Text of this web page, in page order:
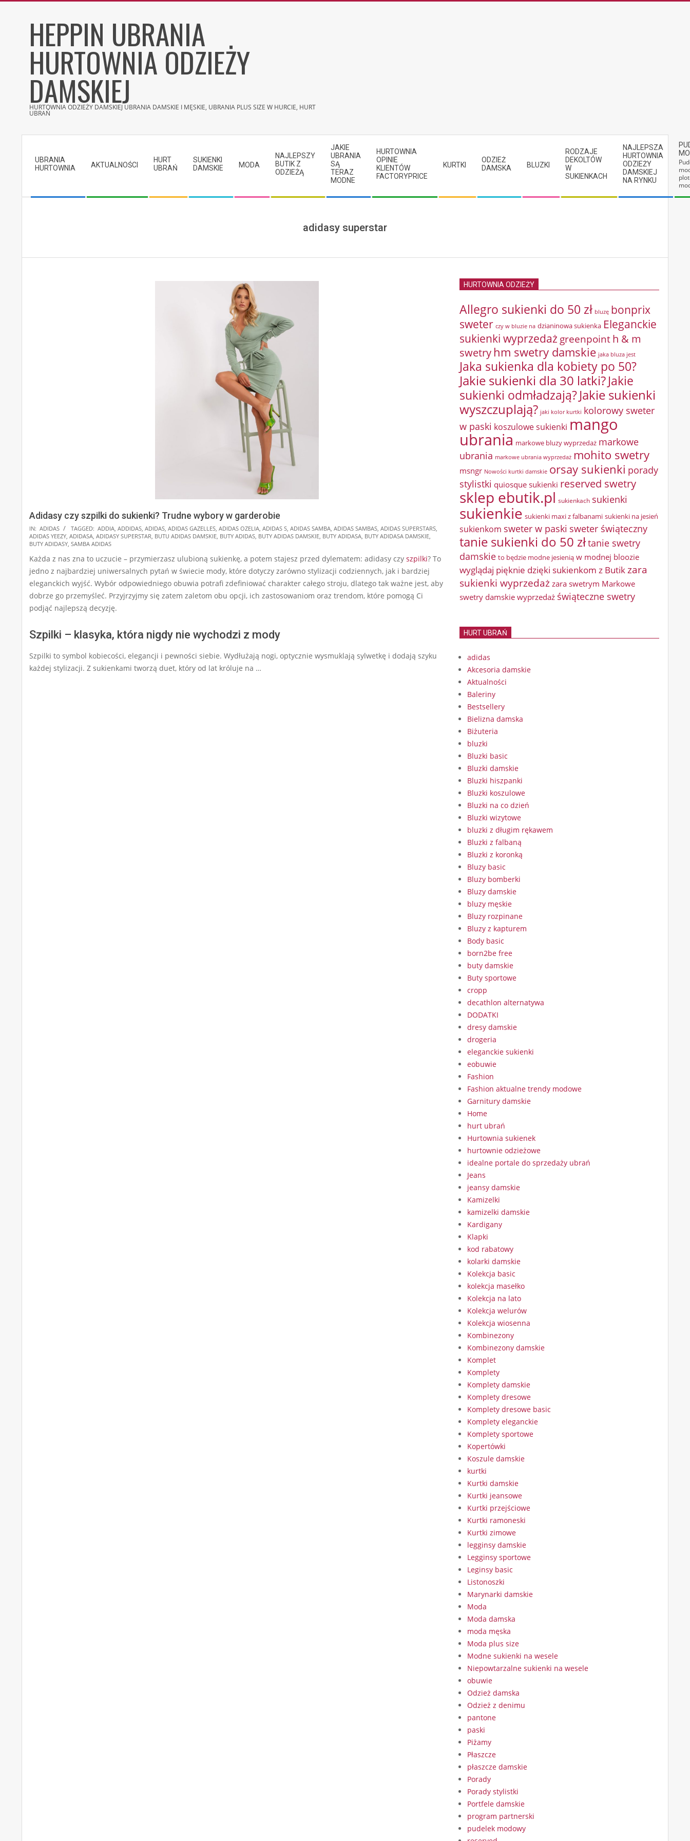
HEPPIN UBRANIA
HURTOWNIA ODZIEŻY
DAMSKIEJ
HURTOWNIA ODZIEŻY DAMSKIEJ UBRANIA DAMSKIE I MĘSKIE, UBRANIA PLUS SIZE W HURCIE, HURT
UBRAŃ
Menu
UBRANIA
HURTOWNIA
AKTUALNOŚCI
HURT
UBRAŃ
SUKIENKI
DAMSKIE
MODA
NAJLEPSZY
BUTIK Z
ODZIEŻĄ
JAKIE
UBRANIA
SĄ
TERAZ
MODNE
HURTOWNIA
OPINIE
KLIENTÓW
FACTORYPRICE
KURTKI
ODZIEŻ
DAMSKA
BLUZKI
RODZAJE
DEKOLTÓW
W
SUKIENKACH
NAJLEPSZA
HURTOWNIA
ODZIEŻY
DAMSKIEJ
NA RYNKU
adidasy superstar
Adidasy czy szpilki do sukienki? Trudne wybory w garderobie
2025-
01-
IN: ADIDAS TAGGED: ADDIA, ADDIDAS, ADIDAS, ADIDAS GAZELLES, ADIDAS OZELIA, ADIDAS S, ADIDAS SAMBA, ADIDAS SAMBAS, ADIDAS SUPERSTARS,
ADIDAS YEEZY, ADIDASA, ADIDASY SUPERSTAR, BUTU ADIDAS DAMSKIE, BUTY ADIDAS, BUTY ADIDAS DAMSKIE, BUTY ADIDASA, BUTY ADIDASA DAMSKIE,
BUTY ADIDASY, SAMBA ADIDAS
Każda z nas zna to uczucie – przymierzasz ulubioną sukienkę, a potem stajesz przed dylematem: adidasy czy szpilki? To
jedno z najbardziej uniwersalnych pytań w świecie mody, które dotyczy zarówno stylizacji codziennych, jak i bardziej
eleganckich wyjść. Wybór odpowiedniego obuwia potrafi zdefiniować charakter całego stroju, dlatego tak ważne jest, aby
dobrze go przemyśleć. Przyjrzyjmy się zatem zaletom obu opcji, ich zastosowaniom oraz trendom, które pomogą Ci
podjąć najlepszą decyzję.
Szpilki – klasyka, która nigdy nie wychodzi z mody
Szpilki to symbol kobiecości, elegancji i pewności siebie. Wydłużają nogi, optycznie wysmuklają sylwetkę i dodają szyku
każdej stylizacji. Z sukienkami tworzą duet, który od lat króluje na …
HURTOWNIA ODZIEŻY
Allegro sukienki do 50 zł bluzę bonprix
sweter czy w bluzie na dzianinowa sukienka Eleganckie
sukienki wyprzedaż greenpointh & m
swetryhm swetry damskie jaka bluza jest
Jaka sukienka dla kobiety po 50?
Jakie sukienki dla 30 latki?Jakie
sukienki odmładzają?Jakie sukienki
wyszczuplają? jaki kolor kurtki kolorowy sweter
w paski koszulowe sukienki mango
ubrania markowe bluzy wyprzedaż markowe
ubrania markowe ubrania wyprzedaż mohito swetry
msngr Nowości kurtki damskie orsay sukienki porady
stylistki quiosque sukienki reserved swetry
sklep ebutik.pl sukienkach sukienki
sukienkie sukienki maxi z falbanami sukienki na jesień
sukienkom sweter w paski sweter świąteczny
tanie sukienki do 50 złtanie swetry
damskie to będzie modne jesienią w modnej bloozie
wyglądaj pięknie dzięki sukienkom z Butikzara
sukienki wyprzedażzara swetrym Markowe
swetry damskie wyprzedaż świąteczne swetry
HURT UBRAŃ
adidas
Akcesoria damskie
Aktualności
Baleriny
Bestsellery
Bielizna damska
Biżuteria
bluzki
Bluzki basic
Bluzki damskie
Bluzki hiszpanki
Bluzki koszulowe
Bluzki na co dzień
Bluzki wizytowe
bluzki z długim rękawem
Bluzki z falbaną
Bluzki z koronką
Bluzy basic
Bluzy bomberki
Bluzy damskie
bluzy męskie
Bluzy rozpinane
Bluzy z kapturem
Body basic
born2be free
buty damskie
Buty sportowe
cropp
decathlon alternatywa
DODATKI
dresy damskie
drogeria
eleganckie sukienki
eobuwie
Fashion
Fashion aktualne trendy modowe
Garnitury damskie
Home
hurt ubrań
Hurtownia sukienek
hurtownie odzieżowe
idealne portale do sprzedaży ubrań
Jeans
jeansy damskie
Kamizelki
kamizelki damskie
Kardigany
Klapki
kod rabatowy
kolarki damskie
Kolekcja basic
kolekcja masełko
Kolekcja na lato
Kolekcja welurów
Kolekcja wiosenna
Kombinezony
Kombinezony damskie
Komplet
Komplety
Komplety damskie
Komplety dresowe
Komplety dresowe basic
Komplety eleganckie
Komplety sportowe
Kopertówki
Koszule damskie
kurtki
Kurtki damskie
Kurtki jeansowe
Kurtki przejściowe
Kurtki ramoneski
Kurtki zimowe
legginsy damskie
Legginsy sportowe
Leginsy basic
Listonoszki
Marynarki damskie
Moda
Moda damska
moda męska
Moda plus size
Modne sukienki na wesele
Niepowtarzalne sukienki na wesele
obuwie
Odzież damska
Odzież z denimu
pantone
paski
Piżamy
Płaszcze
płaszcze damskie
Porady
Porady stylistki
Portfele damskie
program partnerski
pudelek modowy